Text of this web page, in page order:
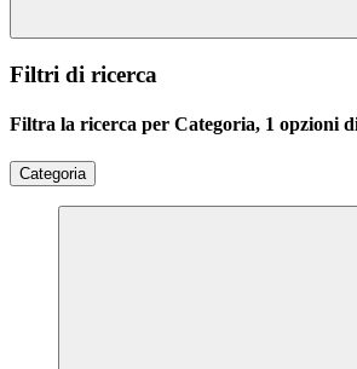
Filtri di ricerca
Filtra la ricerca per Categoria, 1 opzioni
Categoria